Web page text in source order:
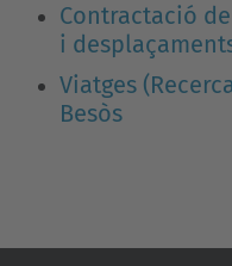
Contractació
i
Viatges
Besòs